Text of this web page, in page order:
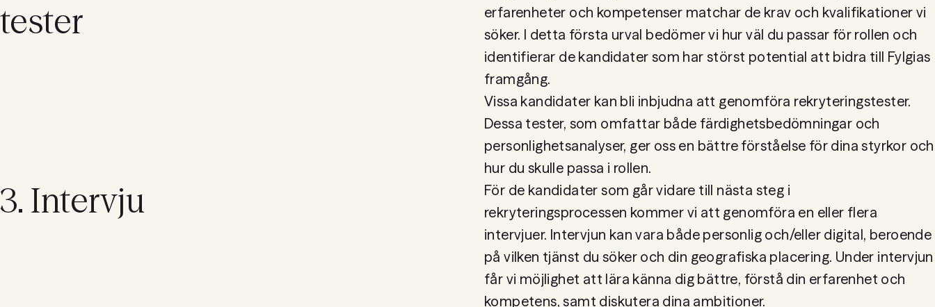
tester
erfarenheter och kompetenser matchar de krav och kvalifikationer vi
söker. I detta första urval bedömer vi hur väl du passar för rollen och
identifierar de kandidater som har störst potential att bidra till Fylgias
framgång.
Vissa kandidater kan bli inbjudna att genomföra rekryteringstester.
Dessa tester, som omfattar både färdighetsbedömningar och
personlighetsanalyser, ger oss en bättre förståelse för dina styrkor och
3. Intervju
För de kandidater som går vidare till nästa steg i
rekryteringsprocessen kommer vi att genomföra en eller flera
intervjuer. Intervjun kan vara både personlig och/eller digital, beroende
på vilken tjänst du söker och din geografiska placering. Under intervjun
får vi möjlighet att lära känna dig bättre, förstå din erfarenhet och